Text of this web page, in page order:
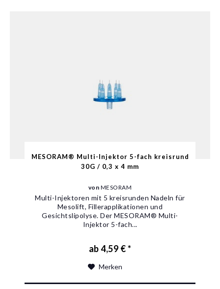
MESORAM® Multi-Injektor 5-fach kreisrund
30G / 0,3 x 4 mm
von MESORAM
Multi-Injektoren mit 5 kreisrunden Nadeln für
Mesolift, Fillerapplikationen und
Gesichtslipolyse. Der MESORAM® Multi-
Injektor 5-fach...
ab 4,59 € *
Merken